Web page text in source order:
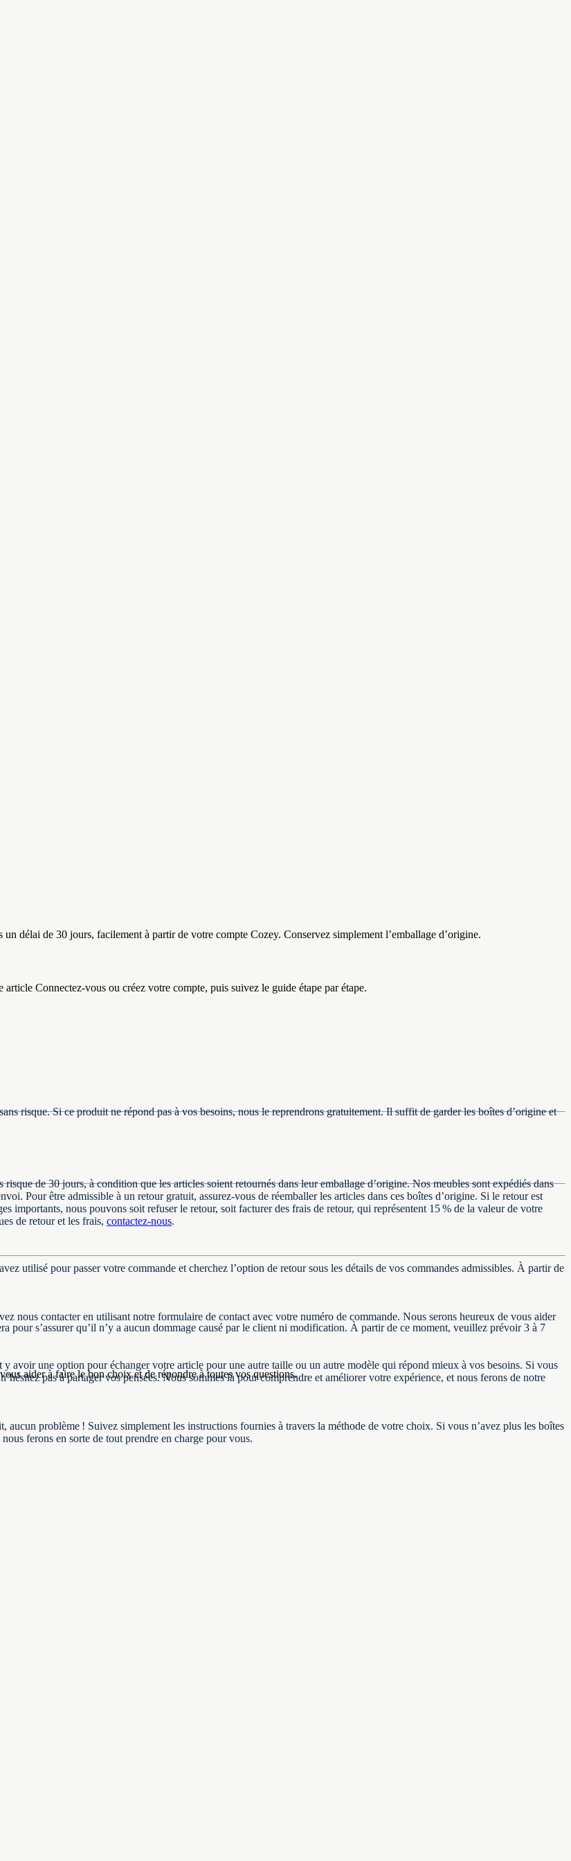
délai de 30 jours, facilement à partir de votre compte Cozey. Conservez simplement l’emballage d’origine.
Connectez-vous ou créez votre compte, puis suivez le guide étape par étape.
risque. Si ce produit ne répond pas à vos besoins, nous le reprendrons gratuitement. Il suffit de garder les boîtes d’origine et
de 30 jours, à condition que les articles soient retournés dans leur emballage d’origine. Nos meubles sont expédiés dans
Pour être admissible à un retour gratuit, assurez‑vous de réemballer les articles dans ces boîtes d’origine. Si le retour est
importants, nous pouvons soit refuser le retour, soit facturer des frais de retour, qui représentent 15 % de la valeur de votre
de retour et les frais, contactez‑nous.
utilisé pour passer votre commande et cherchez l’option de retour sous les détails de vos commandes admissibles. À partir de
nous contacter en utilisant notre formulaire de contact avec votre numéro de commande. Nous serons heureux de vous aider
avoir une option pour échanger votre article pour une autre taille ou un autre modèle qui répond mieux à vos besoins. Si vous
pas à partager vos pensées. Nous sommes là pour comprendre et améliorer votre expérience, et nous ferons de notre
problème ! Suivez simplement les instructions fournies à travers la méthode de votre choix. Si vous n’avez plus les boîtes
ferons en sorte de tout prendre en charge pour vous.
pour s’assurer qu’il n’y a aucun dommage causé par le client ni modification. À partir de ce moment, veuillez prévoir 3 à 7
aider à faire le bon choix et de répondre à toutes vos questions.